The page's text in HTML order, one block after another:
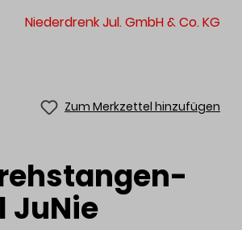
Niederdrenk Jul. GmbH & Co. KG
Zum Merkzettel hinzufügen
JuNie